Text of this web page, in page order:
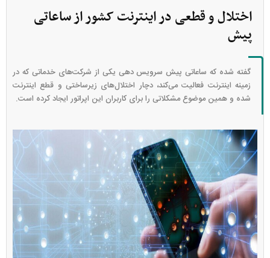
اختلال و قطعی در اینترنت کشور از ساعاتی
پیش
گفته شده که ساعاتی پیش سرویس دهی یکی از شرکت‌های خدماتی که در
زمینه اینترنت فعالیت می‌کند، دچار اختلال‌های زیرساختی و قطع اینترنت
شده و همین موضوع مشکلاتی را برای کاربران این اپراتور ایجاد کرده است.